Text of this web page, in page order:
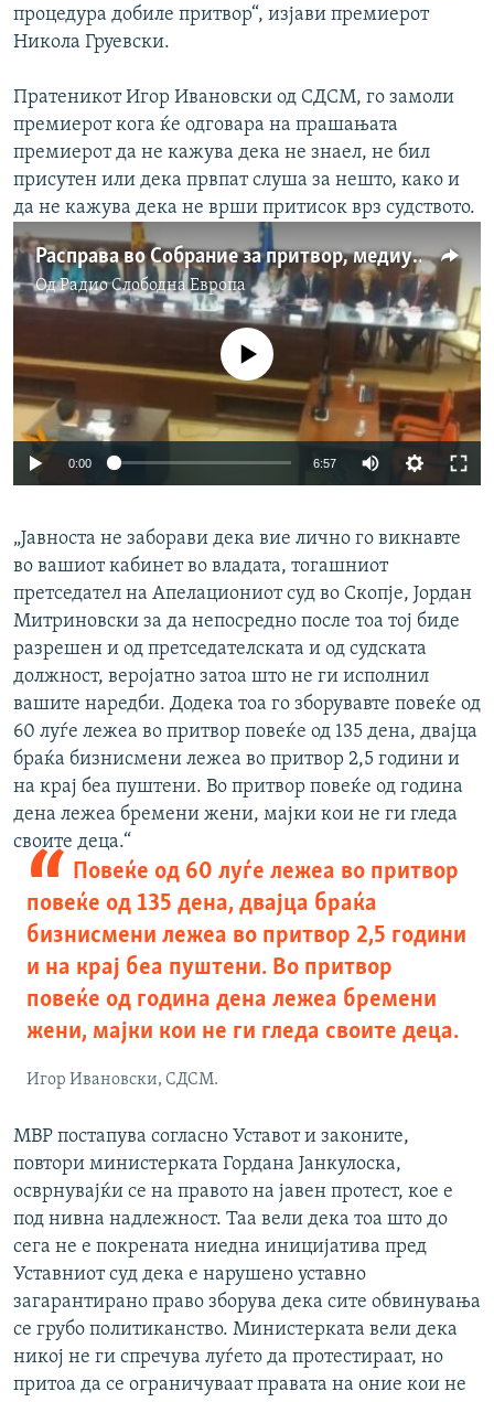
процедура добиле притвор“, изјави премиерот
Никола Груевски.
Пратеникот Игор Ивановски од СДСМ, го замоли
премиерот кога ќе одговара на прашањата
премиерот да не кажува дека не знаел, не бил
присутен или дека првпат слуша за нешто, како и
да не кажува дека не врши притисок врз судството.
Расправа во Собрание за притвор, медиуми и протести
ОдРадио Слободна Eвропа
No media source currently available
0:00 6:57
„Јавноста не заборави дека вие лично го викнавте
во вашиот кабинет во владата, тогашниот
претседател на Апелациониот суд во Скопје, Јордан
Митриновски за да непосредно после тоа тој биде
разрешен и од претседателската и од судската
должност, веројатно затоа што не ги исполнил
вашите наредби. Додека тоа го зборувавте повеќе од
60 луѓе лежеа во притвор повеќе од 135 дена, двајца
браќа бизнисмени лежеа во притвор 2,5 години и
на крај беа пуштени. Во притвор повеќе од година
дена лежеа бремени жени, мајки кои не ги гледа
своите деца.“
Повеќе од 60 луѓе лежеа во притвор
повеќе од 135 дена, двајца браќа
бизнисмени лежеа во притвор 2,5 години
и на крај беа пуштени. Во притвор
повеќе од година дена лежеа бремени
жени, мајки кои не ги гледа своите деца.
Игор Ивановски, СДСМ.
МВР постапува согласно Уставот и законите,
повтори министерката Гордана Јанкулоска,
осврнувајќи се на правото на јавен протест, кое е
под нивна надлежност. Таа вели дека тоа што до
сега не е покрената ниедна иницијатива пред
Уставниот суд дека е нарушено уставно
загарантирано право зборува дека сите обвинувања
се грубо политиканство. Министерката вели дека
никој не ги спречува луѓето да протестираат, но
притоа да се ограничуваат правата на оние кои не